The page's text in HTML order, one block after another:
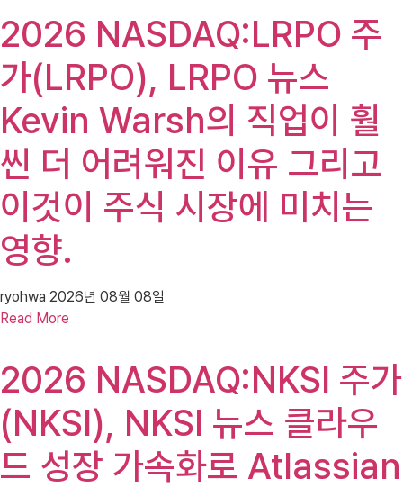
2026 NASDAQ:LRPO 주
가(LRPO), LRPO 뉴스
Kevin Warsh의 직업이 훨
씬 더 어려워진 이유 그리고
이것이 주식 시장에 미치는
영향.
ryohwa 2026년 08월 08일
Read More
2026 NASDAQ:NKSI 주가
(NKSI), NKSI 뉴스 클라우
드 성장 가속화로 Atlassian